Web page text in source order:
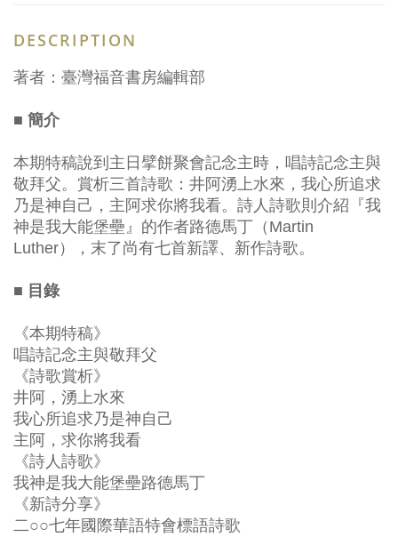
DESCRIPTION
著者：臺灣福音書房編輯部
■ 簡介
本期特稿說到主日擘餅聚會記念主時，唱詩記念主與
敬拜父。賞析三首詩歌：井阿湧上水來，我心所追求
乃是神自己，主阿求你將我看。詩人詩歌則介紹『我
神是我大能堡壘』的作者路德馬丁（Martin
Luther），末了尚有七首新譯、新作詩歌。
■ 目錄
《本期特稿》
唱詩記念主與敬拜父
《詩歌賞析》
井阿，湧上水來
我心所追求乃是神自己
主阿，求你將我看
《詩人詩歌》
我神是我大能堡壘路德馬丁
《新詩分享》
二○○七年國際華語特會標語詩歌